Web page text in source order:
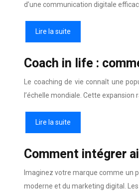
d’une communication digitale
Lire la suite
Coach in life :
Le coaching de vie connaît une
l’échelle mondiale. Cette expansion
Lire la suite
Comment intégrer
Imaginez votre marque comme un
moderne et du marketing digital.